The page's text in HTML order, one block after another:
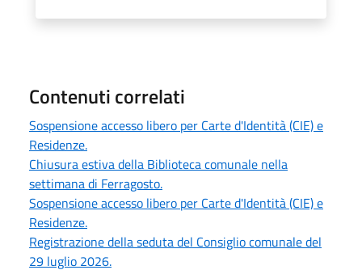
Contenuti correlati
Sospensione accesso libero per Carte d'Identità (CIE) e
Residenze.
Chiusura estiva della Biblioteca comunale nella
settimana di Ferragosto.
Sospensione accesso libero per Carte d'Identità (CIE) e
Residenze.
Registrazione della seduta del Consiglio comunale del
29 luglio 2026.